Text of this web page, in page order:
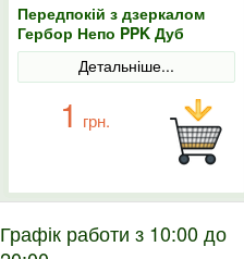
Передпокій з дзеркалом
Гербор Непо PPK Дуб
сонома/Німфея альба
Детальніше...
1 грн.
Графік работи з 10:00 до